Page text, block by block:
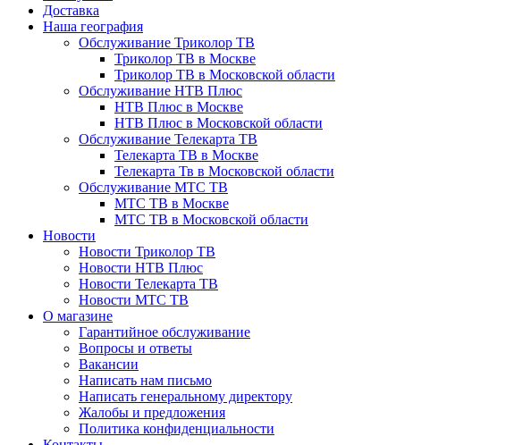
Доставка
Наша география
Обслуживание Триколор ТВ
Триколор ТВ в Москве
Триколор ТВ в Московской области
Обслуживание НТВ Плюс
НТВ Плюс в Москве
НТВ Плюс в Московской области
Обслуживание Телекарта ТВ
Телекарта ТВ в Москве
Телекарта Тв в Московской области
Обслуживание МТС ТВ
МТС ТВ в Москве
МТС ТВ в Московской области
Новости
Новости Триколор ТВ
Новости НТВ Плюс
Новости Телекарта ТВ
Новости МТС ТВ
О магазине
Гарантийное обслуживание
Вопросы и ответы
Вакансии
Написать нам письмо
Написать генеральному директору
Жалобы и предложения
Политика конфиденциальности